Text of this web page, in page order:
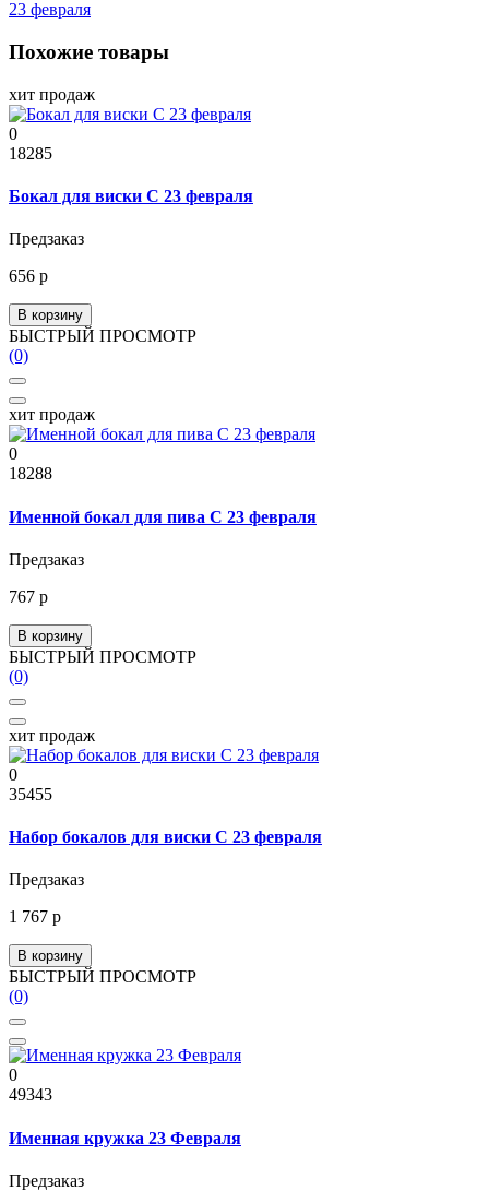
23 февраля
Похожие товары
хит продаж
0
18285
Бокал для виски С 23 февраля
Предзаказ
656 р
В корзину
БЫСТРЫЙ ПРОСМОТР
(0)
хит продаж
0
18288
Именной бокал для пива С 23 февраля
Предзаказ
767 р
В корзину
БЫСТРЫЙ ПРОСМОТР
(0)
хит продаж
0
35455
Набор бокалов для виски С 23 февраля
Предзаказ
1 767 р
В корзину
БЫСТРЫЙ ПРОСМОТР
(0)
0
49343
Именная кружка 23 Февраля
Предзаказ